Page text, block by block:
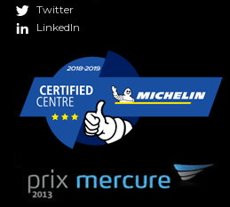
Twitter
LinkedIn